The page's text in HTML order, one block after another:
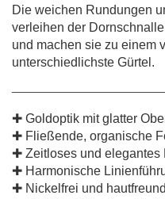
Die weichen Rundungen
verleihen der
und machen sie zu einem
unterschiedlichste Gürtel.
✚ Goldoptik mit glatter
✚ Fließende, organische
✚ Zeitloses und elegantes
✚ Harmonische
✚ Nickelfrei und